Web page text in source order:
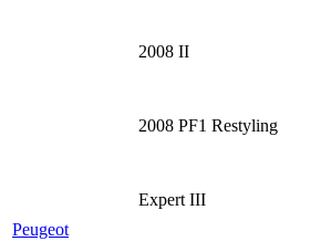
Peugeot
2008 II
2008 PF1 Restyling
Expert III